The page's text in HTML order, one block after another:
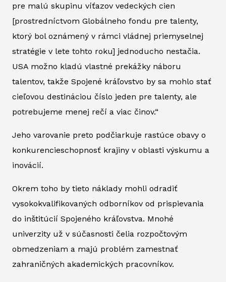
pre malú skupinu víťazov vedeckých cien
[prostredníctvom Globálneho fondu pre talenty,
ktorý bol oznámený v rámci vládnej priemyselnej
stratégie v lete tohto roku] jednoducho nestačia.
USA možno kladú vlastné prekážky náboru
talentov, takže Spojené kráľovstvo by sa mohlo stať
cieľovou destináciou číslo jeden pre talenty, ale
potrebujeme menej rečí a viac činov.“
Jeho varovanie preto podčiarkuje rastúce obavy o
konkurencieschopnosť krajiny v oblasti výskumu a
inovácií.
Okrem toho by tieto náklady mohli odradiť
vysokokvalifikovaných odborníkov od prispievania
do inštitúcií Spojeného kráľovstva. Mnohé
univerzity už v súčasnosti čelia rozpočtovým
obmedzeniam a majú problém zamestnať
zahraničných akademických pracovníkov.